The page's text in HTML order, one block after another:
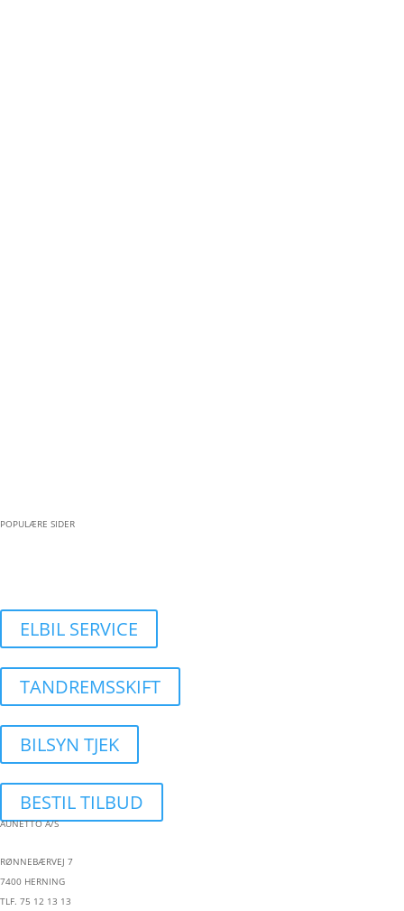
POPULÆRE SIDER
ELBIL SERVICE
TANDREMSSKIFT
BILSYN TJEK
BESTIL TILBUD
AUNETTO A/S
RØNNEBÆRVEJ 7
7400 HERNING
TLF. 75 12 13 13